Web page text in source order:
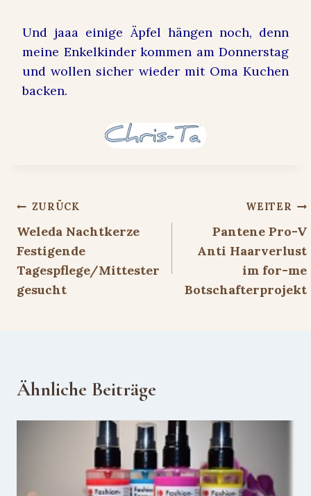
Und jaaa einige Äpfel hängen noch, denn
meine Enkelkinder kommen am Donnerstag
und wollen sicher wieder mit Oma Kuchen
backen.
Beitragsnavigation
ZURÜCK
Weleda Nachtkerze
Festigende
Tagespflege/Mittester
gesucht
WEITER
Pantene Pro-V
Anti Haarverlust
im for-me
Botschafterprojekt
Ähnliche Beiträge